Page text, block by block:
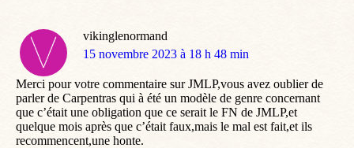
vikinglenormand
dit
15 novembre 2023 à 18 h 48 min
Merci pour votre commentaire sur JMLP,vous avez oublier de
parler de Carpentras qui à été un modèle de genre concernant
que c’était une obligation que ce serait le FN de JMLP,et
quelque mois après que c’était faux,mais le mal est fait,et ils
recommencent,une honte.